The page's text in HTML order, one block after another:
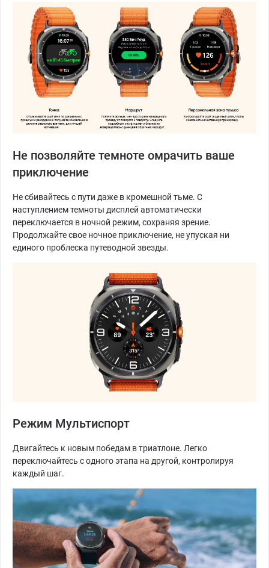
Не позволяйте темноте омрачить ваше
приключение
Не сбивайтесь с пути даже в кромешной тьме. С
наступлением темноты дисплей автоматически
переключается в ночной режим, сохраняя зрение.
Продолжайте свое ночное приключение, не упуская ни
единого проблеска путеводной звезды.
Режим Мультиспорт
Двигайтесь к новым победам в триатлоне. Легко
переключайтесь с одного этапа на другой, контролируя
каждый шаг.